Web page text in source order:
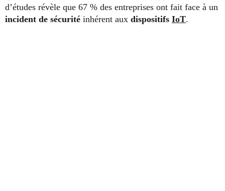
d’études révèle que 67 % des entreprises ont fait face à un
incident de sécurité inhérent aux dispositifs IoT.